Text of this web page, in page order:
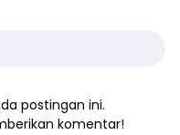
postingan ini.
komentar!